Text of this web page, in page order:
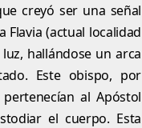
creyó ser una señal
(actual localidad
hallándose un arca
Este obispo, por
al Apóstol
el cuerpo. Esta